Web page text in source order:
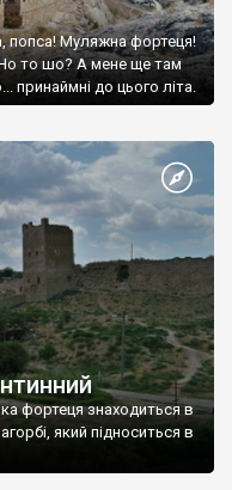
попса! Муляжна фортеця!
Но то шо? А мене ще там
принаймні до цього літа.
фортеця знаходиться в
який підноситься в